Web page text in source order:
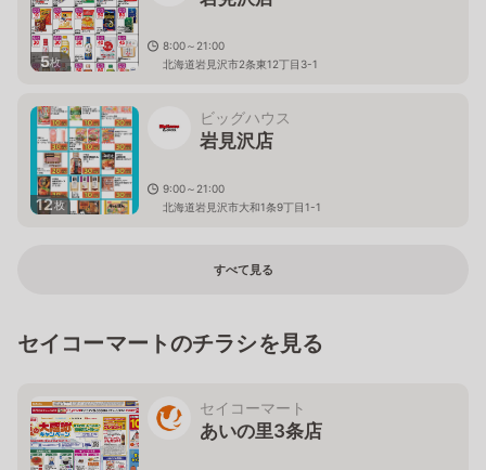
5枚
8:00～21:00
北海道岩見沢市2条東12丁目3-1
12枚
ビッグハウス
岩見沢店
9:00～21:00
北海道岩見沢市大和1条9丁目1-1
すべて見る
セイコーマートのチラシを見る
セイコーマート
あいの里3条店